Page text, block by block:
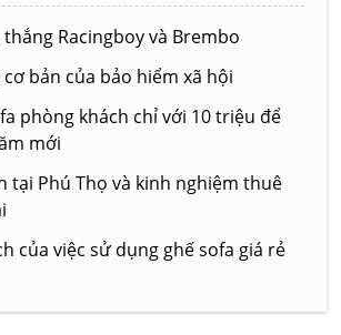
Racingboy và Brembo
bản của bảo hiểm xã hội
phòng khách chỉ với 10 triệu để
mới
tại Phú Thọ và kinh nghiệm thuê
của việc sử dụng ghế sofa giá rẻ